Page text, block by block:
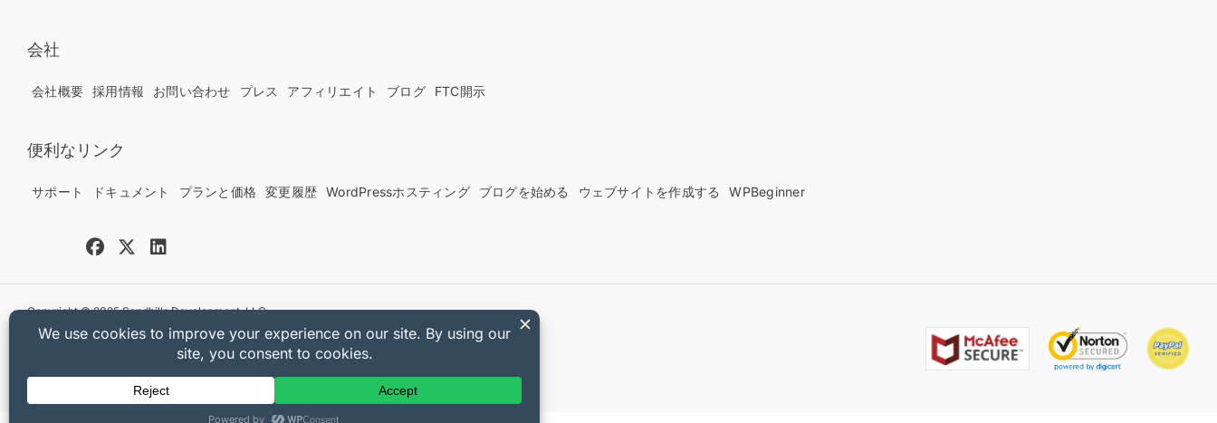
会社
会社概要 採用情報 お問い合わせ プレス アフィリエイト ブログ FTC開示
便利なリンク
サポート ドキュメント プランと価格 変更履歴 WordPressホスティング ブログを始める ウェブサイトを作成する WPBeginner
Copyright © 2025 Sandhills Development, LLC
プライバシーポリシー
利用規約 サイトマップ Easy Digital Downloads クーポン